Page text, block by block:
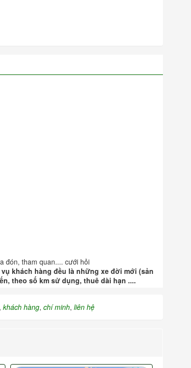
đón, tham quan.... cưới hỏi
khách hàng đều là những xe đời mới (sản
theo số km sử dụng, thuê dài hạn ....
, khách hàng, chí minh, liên hệ